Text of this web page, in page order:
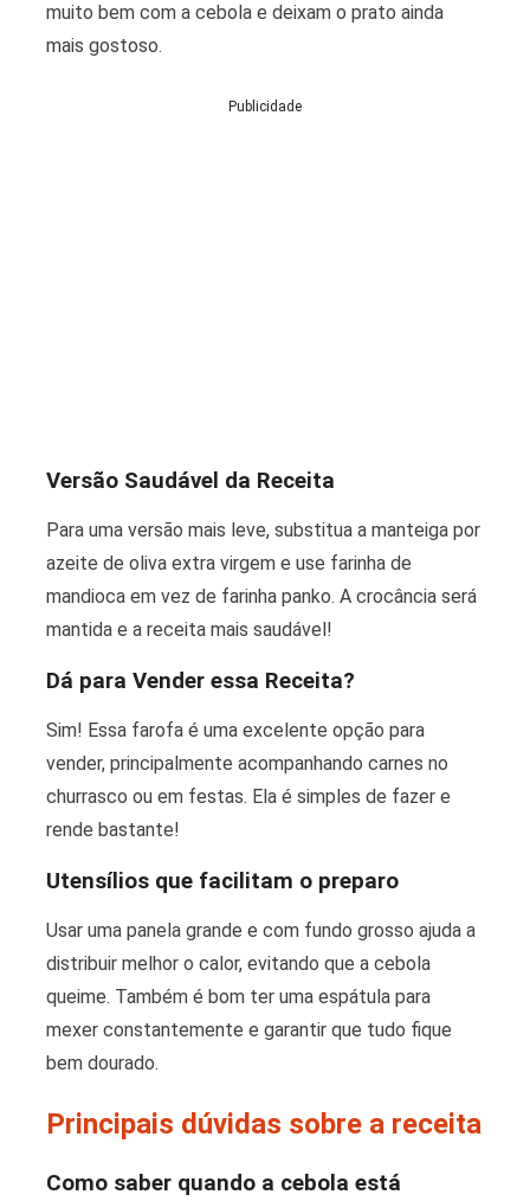
muito bem com a cebola e deixam o prato ainda
mais gostoso.
Publicidade
Versão Saudável da Receita
Para uma versão mais leve, substitua a manteiga por
azeite de oliva extra virgem e use farinha de
mandioca em vez de farinha panko. A crocância será
mantida e a receita mais saudável!
Dá para Vender essa Receita?
Sim! Essa farofa é uma excelente opção para
vender, principalmente acompanhando carnes no
churrasco ou em festas. Ela é simples de fazer e
rende bastante!
Utensílios que facilitam o preparo
Usar uma panela grande e com fundo grosso ajuda a
distribuir melhor o calor, evitando que a cebola
queime. Também é bom ter uma espátula para
mexer constantemente e garantir que tudo fique
bem dourado.
Principais dúvidas sobre a receita
Como saber quando a cebola está